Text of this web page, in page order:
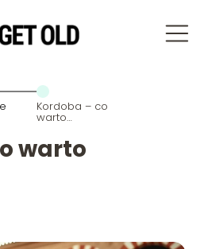
Kordoba – co
warto
warto